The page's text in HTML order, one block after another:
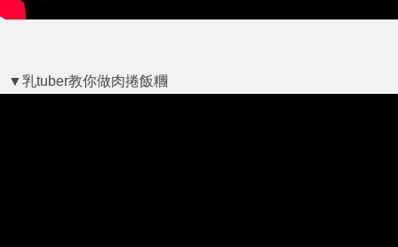
▼乳tuber教你做肉捲飯糰